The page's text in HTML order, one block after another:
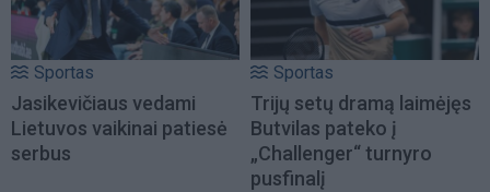
Sportas
Jasikevičiaus vedami
Lietuvos vaikinai patiesė
serbus
Sportas
Trijų setų dramą laimėjęs
Butvilas pateko į
„Challenger“ turnyro
pusfinalį